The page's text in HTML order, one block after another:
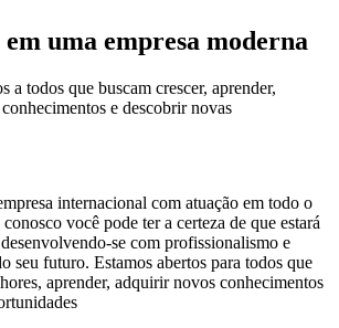
uma empresa moderna
a todos que buscam crescer, aprender,
e descobrir novas
internacional com atuação em todo o
você pode ter a certeza de que estará
se com profissionalismo e
seu futuro. Estamos abertos para todos que
aprender, adquirir novos conhecimentos